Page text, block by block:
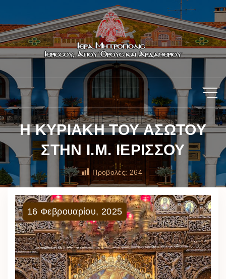
Η ΚΥΡΙΑΚΗ ΤΟΥ ΑΣΩΤΟΥ
ΣΤΗΝ Ι.Μ. ΙΕΡΙΣΣΟΥ
Προβολές: 264
16 Φεβρουαρίου, 2025